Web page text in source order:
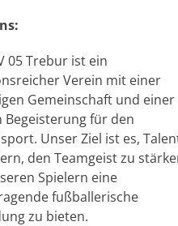
05 Trebur ist ein
Verein mit einer
Gemeinschaft und einer
Begeisterung für den
Unser Ziel ist es,
den Teamgeist zu
Spielern eine
fußballerische
zu bieten.